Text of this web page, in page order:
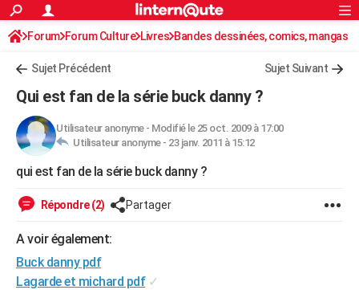
ACTUALITÉS
Politique
Société
Faits Divers
Education
Monde
Villes
+
FINANCE
Retraite
Impôts
Epargne
Immobilier
Risques naturels par ville
Banque
Assurance
Crédit
AUTO
Essais
Réserver un essai
Citadines
Berlines
SUV
Forum auto
+HIGH-TECH
Mobiles
Meilleur smartphone
Internet
Ordinateurs
Jeux vidéo
Guide high-tech
BRICOLAGE
Forum
Aménagement intérieur
Extérieur
Cuisine
Salle de bains
Jardinage
Rangement
WEEK-END
Guides de France
Escapades
Patrimoine
Expositions
Musées
Week-end nature
+LIFESTYLE
Rechercher
S'inscrire
Connexion
Forum Forum Culture Livres Bandes dessinées, comics, mangas
Sujet Précédent Sujet Suivant
Qui est fan de la série buck danny ?
Utilisateur anonyme- Modifié le 25 oct. 2009 à 17:00
Utilisateur anonyme - 23 janv. 2011 à 15:12
qui est fan de la série buck danny ?
Répondre (2) Partager
A voir également:
Buck danny pdf
Lagarde et michard pdf ✓